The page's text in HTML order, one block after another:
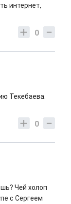
интернет,
0
Текебаева.
0
Чей холоп
с Сергеем